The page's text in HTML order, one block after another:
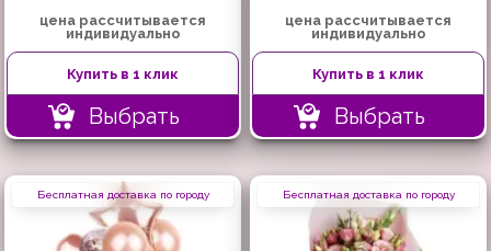
цена рассчитывается
индивидуально
Купить в 1 клик
Выбрать
цена рассчитывается
индивидуально
Купить в 1 клик
Выбрать
Бесплатная доставка по городу Бесплатная доставка по городу